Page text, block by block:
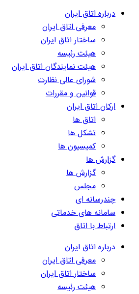
درباره اتاق ایران
معرفی اتاق ایران
ساختار اتاق ایران
هیئت رئیسه
هیئت نمایندگان اتاق ایران
شورای عالی نظارت
قوانین و مقررات
ارکان اتاق ایران
اتاق ها
تشکل ها
کمیسیون ها
گزارش ها
گزارش ها
مجلس
چندرسانه ای
سامانه های خدماتی
ارتباط با اتاق
درباره اتاق ایران
معرفی اتاق ایران
ساختار اتاق ایران
هیئت رئیسه